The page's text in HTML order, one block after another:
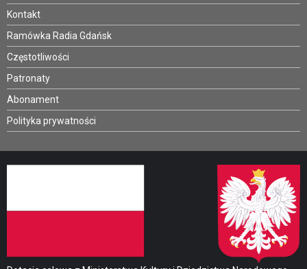
Kontakt
Ramówka Radia Gdańsk
Częstotliwości
Patronaty
Abonament
Polityka prywatności